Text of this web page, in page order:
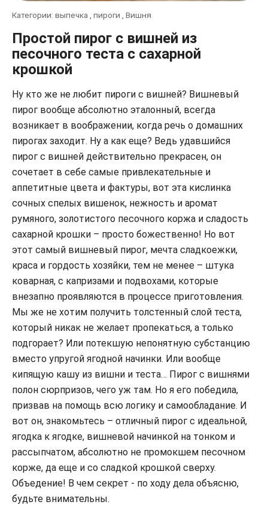
Категории: выпечка , пироги , Вишня
Простой пирог с вишней из
песочного теста с сахарной
крошкой
Ну кто же не любит пироги с вишней? Вишневый
пирог вообще абсолютно эталонный, всегда
возникает в воображении, когда речь о домашних
пирогах заходит. Ну а как еще? Ведь удавшийся
пирог с вишней действительно прекрасен, он
сочетает в себе самые привлекательные и
аппетитные цвета и фактуры, вот эта кислинка
сочных спелых вишенок, нежность и аромат
румяного, золотистого песочного коржа и сладость
сахарной крошки – просто божественно! Но вот
этот самый вишневый пирог, мечта сладкоежки,
краса и гордость хозяйки, тем не менее – штука
коварная, с капризами и подвохами, которые
внезапно проявляются в процессе приготовления.
Мы же не хотим получить толстенный слой теста,
который никак не желает пропекаться, а только
подгорает? Или потекшую непонятную субстанцию
вместо упругой ягодной начинки. Или вообще
кипящую кашу из вишни и теста… Пирог с вишнями
полон сюрпризов, чего уж там. Но я его победила,
призвав на помощь всю логику и самообладание. И
вот он, знакомьтесь – отличный пирог с идеальной,
ягодка к ягодке, вишневой начинкой на тонком и
рассыпчатом, абсолютно не промокшем песочном
корже, да еще и со сладкой крошкой сверху.
Объедение! В чем секрет - по ходу дела объясню,
будьте внимательны.